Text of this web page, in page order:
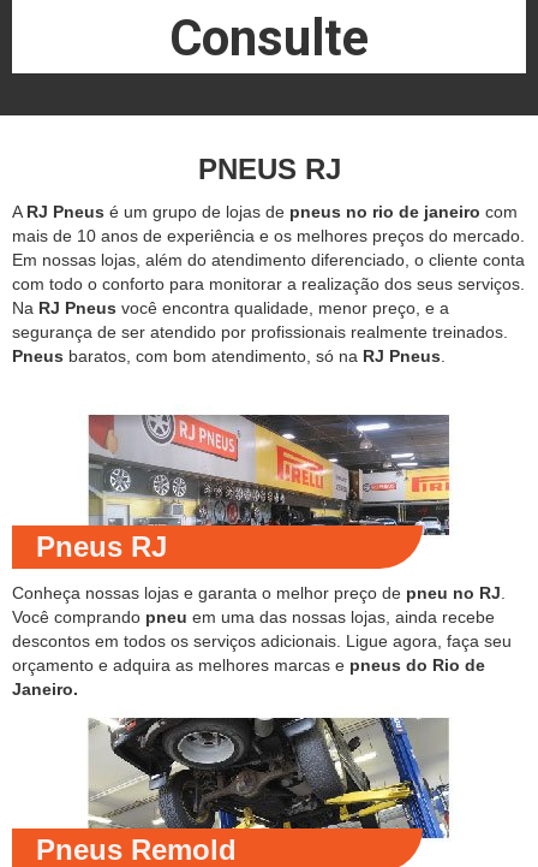
Consulte
PNEUS RJ
A RJ Pneus é um grupo de lojas de pneus no rio de janeiro com
mais de 10 anos de experiência e os melhores preços do mercado.
Em nossas lojas, além do atendimento diferenciado, o cliente conta
com todo o conforto para monitorar a realização dos seus serviços.
Na RJ Pneus você encontra qualidade, menor preço, e a
segurança de ser atendido por profissionais realmente treinados.
Pneus baratos, com bom atendimento, só na RJ Pneus
Pneus RJ
Conheça nossas lojas e garanta o melhor preço de pneu no RJ
Você comprando pneu em uma das nossas lojas, ainda recebe
descontos em todos os serviços adicionais. Ligue agora, faça seu
orçamento e adquira as melhores marcas e pneus do Rio de
Janeiro.
Pneus Remold